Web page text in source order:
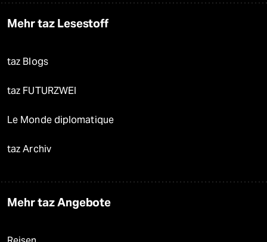
Mehr taz Lesestoff
taz Blogs
taz FUTURZWEI
Le Monde diplomatique
taz Archiv
Mehr taz Angebote